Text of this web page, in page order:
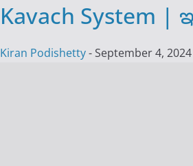
Kavach System |
Kiran Podishetty- September 4, 2024